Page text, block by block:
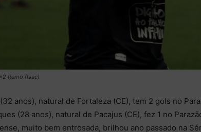
Remo (Isac)
anos), natural de Fortaleza (CE), tem 2 gols no
(28 anos), natural de Pacajus (CE), fez 1 no
muito bem entrosada, brilhou ano passado na